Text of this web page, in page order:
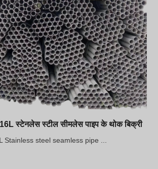
स्टेनलेस स्टील सीमलेस पाइप के थोक बिक्री
Stainless steel seamless pipe ...